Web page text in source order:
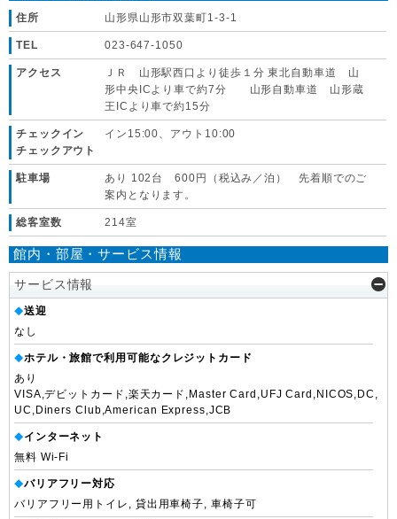
住所 山形県山形市双葉町1-3-1
TEL 023-647-1050
アクセス
ＪＲ 山形駅西口より徒歩１分 東北自動車道 山
形中央ICより車で約7分 山形自動車道 山形蔵
王ICより車で約15分
チェックイン
チェックアウト
イン15:00、アウト10:00
駐車場
あり 102台 600円（税込み／泊） 先着順でのご
案内となります。
総客室数 214室
館内・部屋・サービス情報
サービス情報
◆送迎
なし
◆ホテル・旅館で利用可能なクレジットカード
あり
VISA,デビットカード,楽天カード,Master Card,UFJ Card,NICOS,DC,
UC,Diners Club,American Express,JCB
◆インターネット
無料 Wi-Fi
◆バリアフリー対応
バリアフリー用トイレ, 貸出用車椅子, 車椅子可